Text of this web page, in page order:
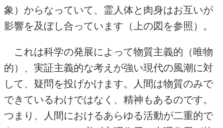
象）からなっていて、霊人体と肉身はお互いが
影響を及ぼし合っています（上の図を参照）。
これは科学の発展によって物質主義的（唯物
的）、実証主義的な考えが強い現代の風潮に対
して、疑問を投げかけます。人間は物質のみで
できているわけではなく、精神もあるのです。
つまり、人間におけるあらゆる活動が二重的で